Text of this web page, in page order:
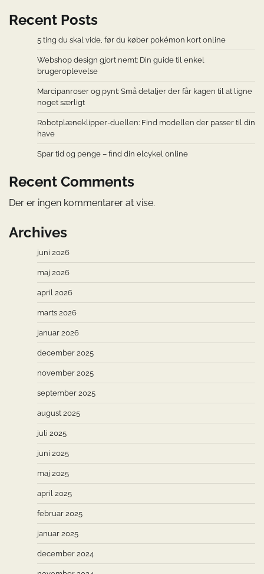
Recent Posts
5 ting du skal vide, før du køber pokémon kort online
Webshop design gjort nemt: Din guide til enkel
brugeroplevelse
Marcipanroser og pynt: Små detaljer der får kagen til at ligne
noget særligt
Robotplæneklipper-duellen: Find modellen der passer til din
have
Spar tid og penge – find din elcykel online
Recent Comments
Der er ingen kommentarer at vise.
Archives
juni 2026
maj 2026
april 2026
marts 2026
januar 2026
december 2025
november 2025
september 2025
august 2025
juli 2025
juni 2025
maj 2025
april 2025
februar 2025
januar 2025
december 2024